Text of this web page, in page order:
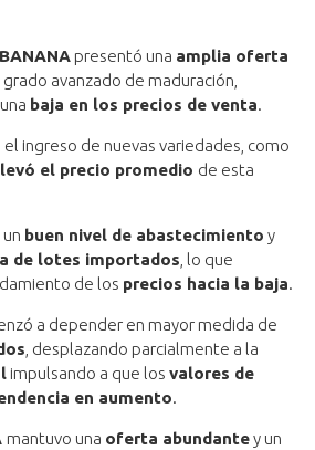
BANANA presentó una amplia oferta
avanzado de maduración,
baja en los precios de venta.
, el ingreso de nuevas variedades, como
el precio promedio de esta
buen nivel de abastecimiento y
de lotes importados , lo que
de los precios hacia la baja.
a depender en mayor medida de
, desplazando parcialmente a la
impulsando a que los valores de
en aumento.
mantuvo una oferta abundantey un